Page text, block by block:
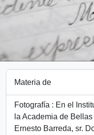
Materia de
Fotografía : En el
la Academia de Bellas
Ernesto Barreda, sr.